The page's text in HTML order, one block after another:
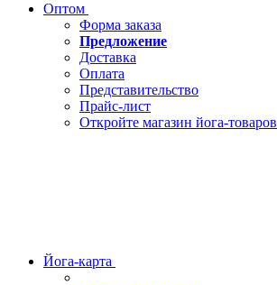
Оптом
Форма заказа
Предложение
Доставка
Оплата
Представительство
Прайс-лист
Откройте магазин йога-товаров
Йога-карта